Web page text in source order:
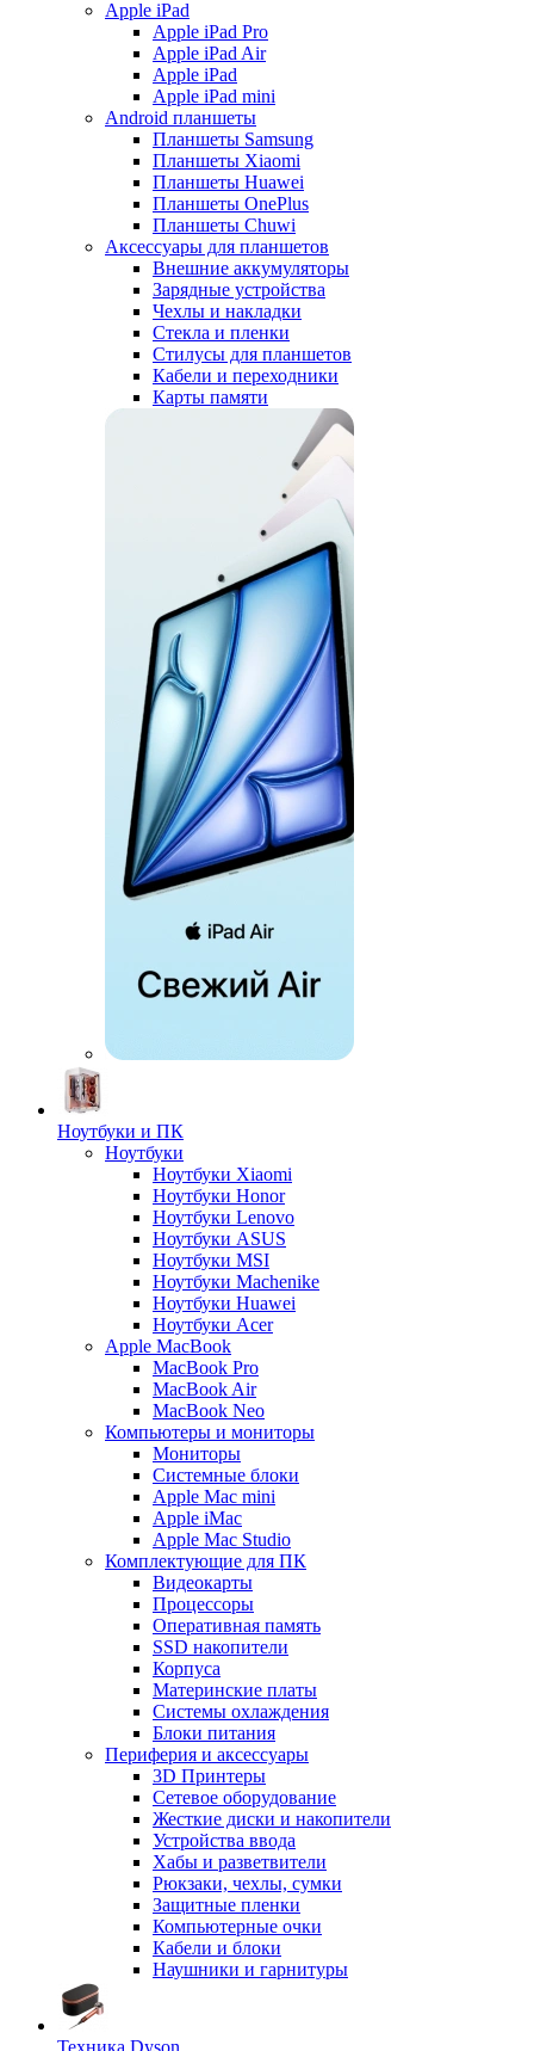
Apple iPad
Apple iPad Pro
Apple iPad Air
Apple iPad
Apple iPad mini
Android планшеты
Планшеты Samsung
Планшеты Xiaomi
Планшеты Huawei
Планшеты OnePlus
Планшеты Chuwi
Аксессуары для планшетов
Внешние аккумуляторы
Зарядные устройства
Чехлы и накладки
Стекла и пленки
Стилусы для планшетов
Кабели и переходники
Карты памяти
Ноутбуки и ПК
Ноутбуки
Ноутбуки Xiaomi
Ноутбуки Honor
Ноутбуки Lenovo
Ноутбуки ASUS
Ноутбуки MSI
Ноутбуки Machenike
Ноутбуки Huawei
Ноутбуки Acer
Apple MacBook
MacBook Pro
MacBook Air
MacBook Neo
Компьютеры и мониторы
Мониторы
Системные блоки
Apple Mac mini
Apple iMac
Apple Mac Studio
Комплектующие для ПК
Видеокарты
Процессоры
Оперативная память
SSD накопители
Корпуса
Материнские платы
Системы охлаждения
Блоки питания
Периферия и аксессуары
3D Принтеры
Сетевое оборудование
Жесткие диски и накопители
Устройства ввода
Хабы и разветвители
Рюкзаки, чехлы, сумки
Защитные пленки
Компьютерные очки
Кабели и блоки
Наушники и гарнитуры
Техника Dyson